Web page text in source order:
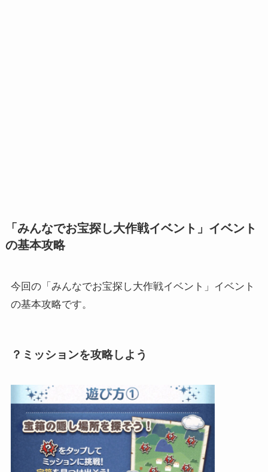
「みんなでお宝探し大作戦イベント」イベント
の基本攻略
今回の「みんなでお宝探し大作戦イベント」イベント
の基本攻略です。
？ミッションを攻略しよう